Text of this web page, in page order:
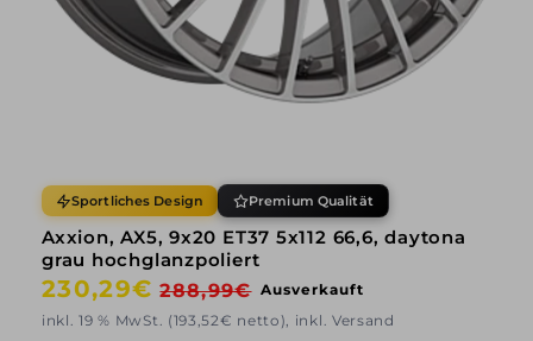
Sportliches Design Premium Qualität
Axxion, AX5, 9x20 ET37 5x112 66,6, daytona
grau hochglanzpoliert
Normaler
Preis
230,29€ Verkaufspreis
288,99€ Ausverkauft
inkl. 19 % MwSt. (193,52€ netto), inkl. Versand